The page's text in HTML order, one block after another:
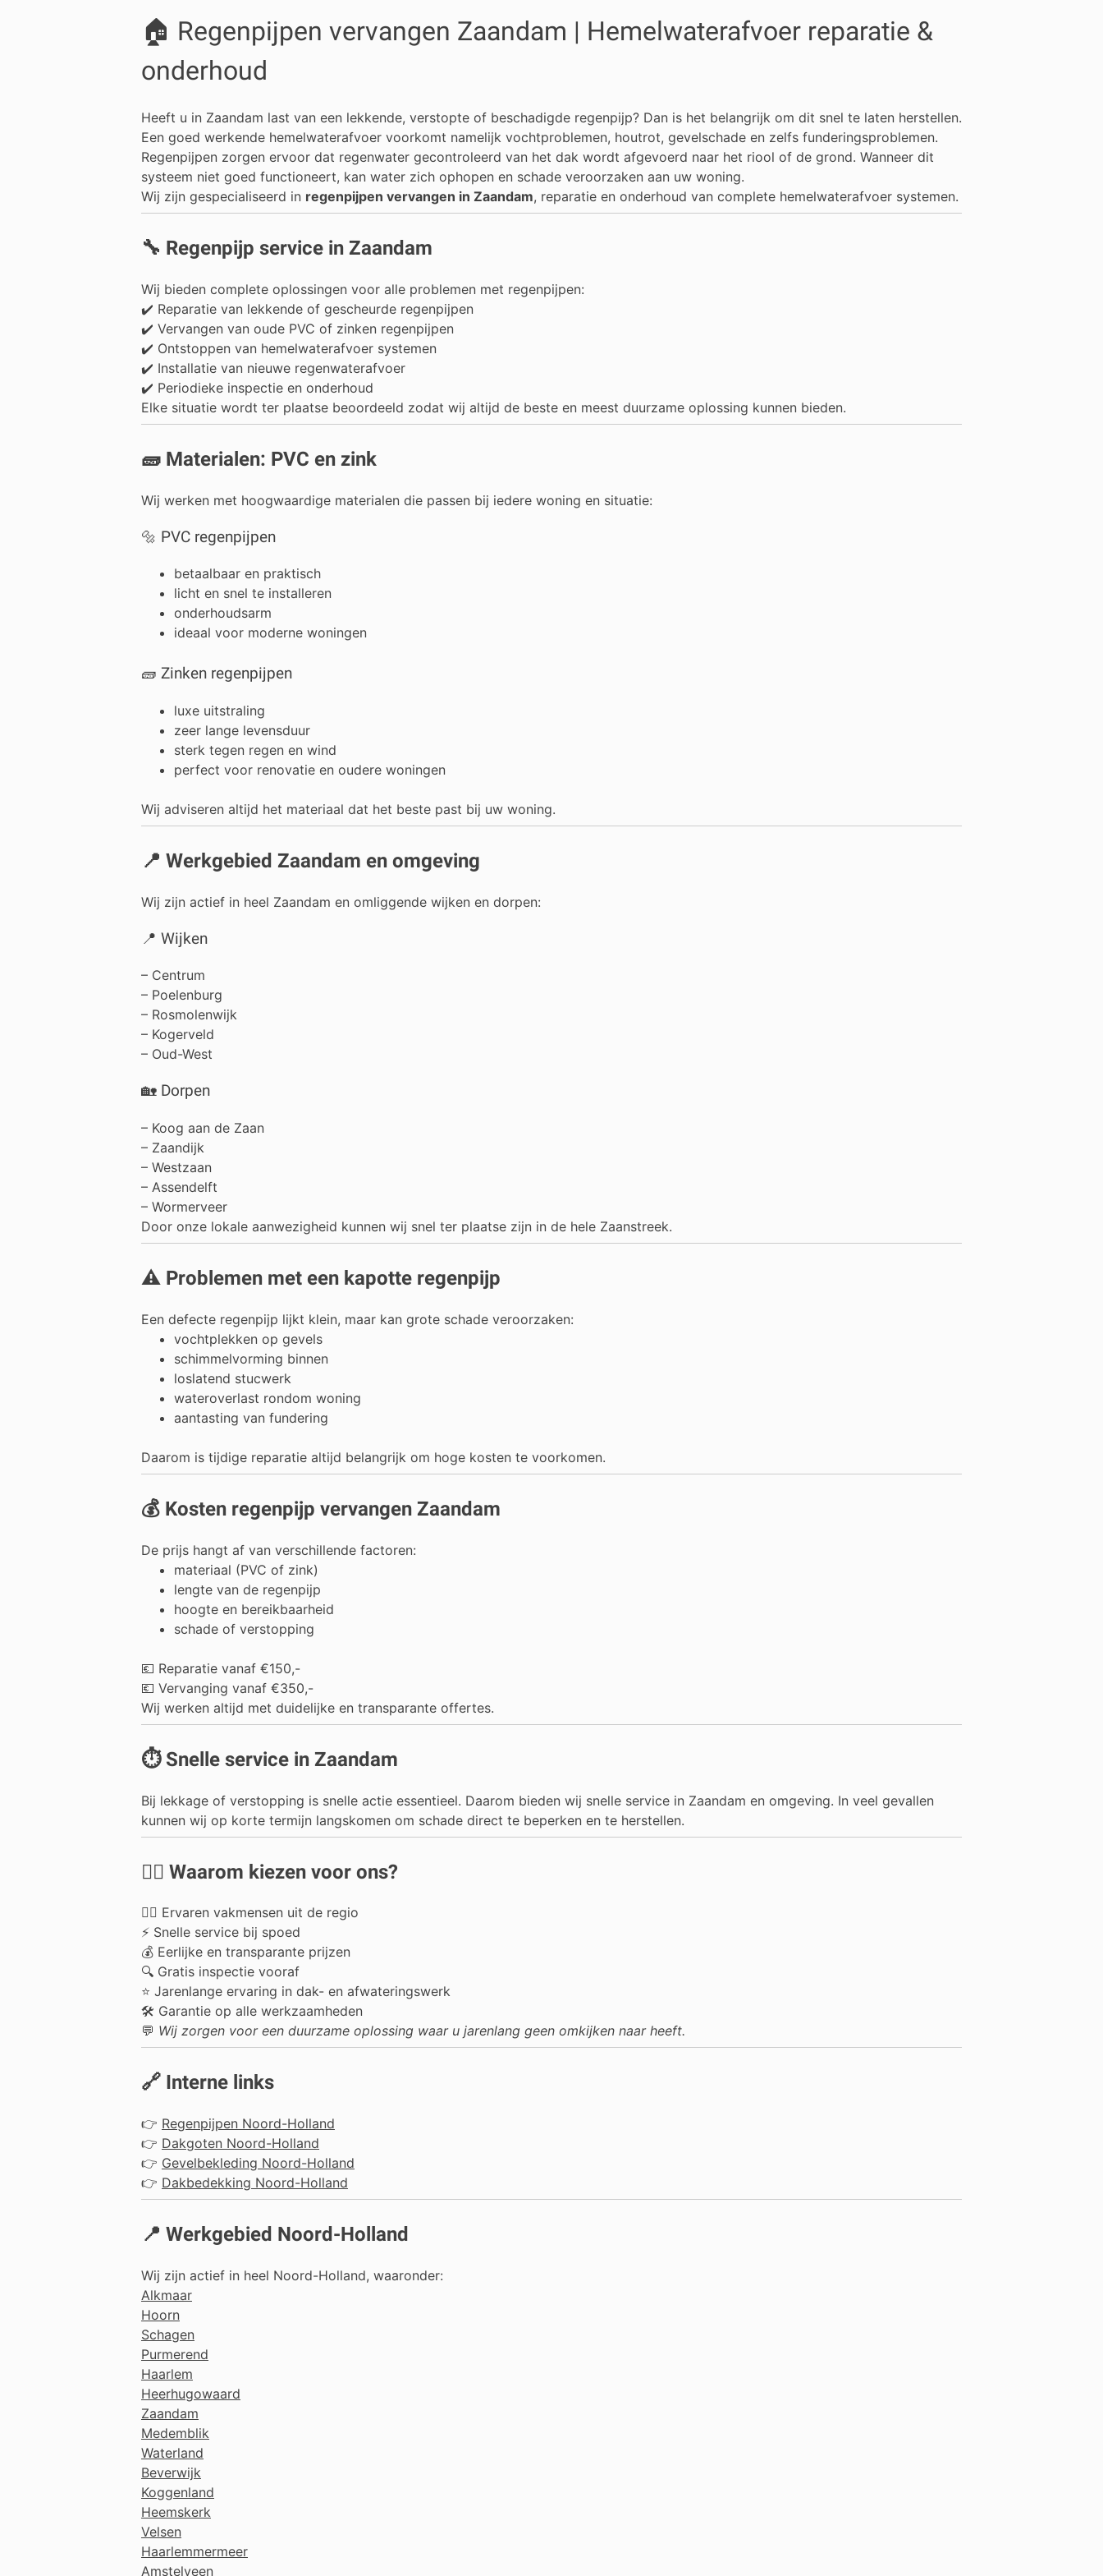
🏠 Regenpijpen vervangen Zaandam | Hemelwaterafvoer reparatie &
onderhoud
Heeft u in Zaandam last van een lekkende, verstopte of beschadigde regenpijp? Dan is het belangrijk om dit snel te laten herstellen.
Een goed werkende hemelwaterafvoer voorkomt namelijk vochtproblemen, houtrot, gevelschade en zelfs funderingsproblemen.
Regenpijpen zorgen ervoor dat regenwater gecontroleerd van het dak wordt afgevoerd naar het riool of de grond. Wanneer dit
systeem niet goed functioneert, kan water zich ophopen en schade veroorzaken aan uw woning.
Wij zijn gespecialiseerd in regenpijpen vervangen in Zaandam, reparatie en onderhoud van complete hemelwaterafvoer systemen.
🔧 Regenpijp service in Zaandam
Wij bieden complete oplossingen voor alle problemen met regenpijpen:
✔️ Reparatie van lekkende of gescheurde regenpijpen
✔️ Vervangen van oude PVC of zinken regenpijpen
✔️ Ontstoppen van hemelwaterafvoer systemen
✔️ Installatie van nieuwe regenwaterafvoer
✔️ Periodieke inspectie en onderhoud
Elke situatie wordt ter plaatse beoordeeld zodat wij altijd de beste en meest duurzame oplossing kunnen bieden.
🧱 Materialen: PVC en zink
Wij werken met hoogwaardige materialen die passen bij iedere woning en situatie:
🔩 PVC regenpijpen
betaalbaar en praktisch
licht en snel te installeren
onderhoudsarm
ideaal voor moderne woningen
🧱 Zinken regenpijpen
luxe uitstraling
zeer lange levensduur
sterk tegen regen en wind
perfect voor renovatie en oudere woningen
Wij adviseren altijd het materiaal dat het beste past bij uw woning.
📍 Werkgebied Zaandam en omgeving
Wij zijn actief in heel Zaandam en omliggende wijken en dorpen:
📍 Wijken
– Centrum
– Poelenburg
– Rosmolenwijk
– Kogerveld
– Oud-West
🏡 Dorpen
– Koog aan de Zaan
– Zaandijk
– Westzaan
– Assendelft
– Wormerveer
Door onze lokale aanwezigheid kunnen wij snel ter plaatse zijn in de hele Zaanstreek.
⚠️ Problemen met een kapotte regenpijp
Een defecte regenpijp lijkt klein, maar kan grote schade veroorzaken:
vochtplekken op gevels
schimmelvorming binnen
loslatend stucwerk
wateroverlast rondom woning
aantasting van fundering
Daarom is tijdige reparatie altijd belangrijk om hoge kosten te voorkomen.
💰 Kosten regenpijp vervangen Zaandam
De prijs hangt af van verschillende factoren:
materiaal (PVC of zink)
lengte van de regenpijp
hoogte en bereikbaarheid
schade of verstopping
💶 Reparatie vanaf €150,-
💶 Vervanging vanaf €350,-
Wij werken altijd met duidelijke en transparante offertes.
⏱️ Snelle service in Zaandam
Bij lekkage of verstopping is snelle actie essentieel. Daarom bieden wij snelle service in Zaandam en omgeving. In veel gevallen
kunnen wij op korte termijn langskomen om schade direct te beperken en te herstellen.
👷‍♂️ Waarom kiezen voor ons?
👷‍♂️ Ervaren vakmensen uit de regio
⚡ Snelle service bij spoed
💰 Eerlijke en transparante prijzen
🔍 Gratis inspectie vooraf
⭐ Jarenlange ervaring in dak- en afwateringswerk
🛠️ Garantie op alle werkzaamheden
💬 Wij zorgen voor een duurzame oplossing waar u jarenlang geen omkijken naar heeft.
🔗 Interne links
👉 Regenpijpen Noord-Holland
👉 Dakgoten Noord-Holland
👉 Gevelbekleding Noord-Holland
👉 Dakbedekking Noord-Holland
📍 Werkgebied Noord-Holland
Wij zijn actief in heel Noord-Holland, waaronder:
Alkmaar
Hoorn
Schagen
Purmerend
Haarlem
Heerhugowaard
Zaandam
Medemblik
Waterland
Beverwijk
Koggenland
Heemskerk
Velsen
Haarlemmermeer
Amstelveen